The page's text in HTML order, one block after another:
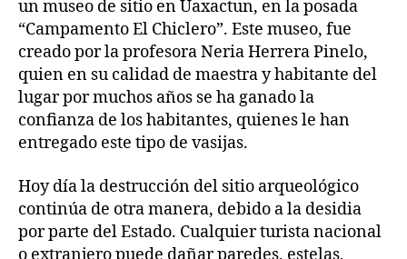
un museo de sitio en Uaxactun, en la posada
“Campamento El Chiclero”. Este museo, fue
creado por la profesora Neria Herrera Pinelo,
quien en su calidad de maestra y habitante del
lugar por muchos años se ha ganado la
confianza de los habitantes, quienes le han
entregado este tipo de vasijas.
Hoy día la destrucción del sitio arqueológico
continúa de otra manera, debido a la desidia
por parte del Estado. Cualquier turista nacional
o extranjero puede dañar paredes, estelas,